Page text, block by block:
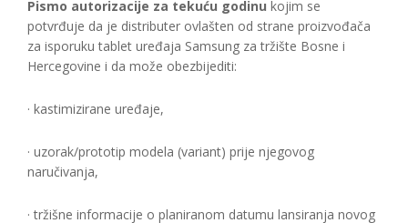
Pismo autorizacije za tekuću godinu kojim se
potvrđuje da je distributer ovlašten od strane proizvođača
za isporuku tablet uređaja Samsung za tržište Bosne i
Hercegovine i da može obezbijediti:
· kastimizirane uređaje,
· uzorak/prototip modela (variant) prije njegovog
naručivanja,
· tržišne informacije o planiranom datumu lansiranja novog